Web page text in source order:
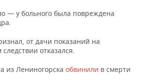
— у больного была повреждена
от дачи показаний на
отказался.
из Лениногорска обвинили в смерти